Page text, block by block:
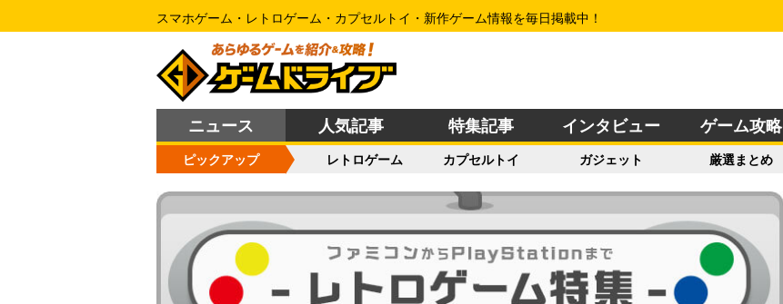
スマホゲーム・レトロゲーム・カプセルトイ・新作ゲーム情報を毎日掲載中！
ニュース 人気記事 特集記事 インタビュー ゲーム攻略
ピックアップ レトロゲーム カプセルトイ ガジェット 厳選まとめ